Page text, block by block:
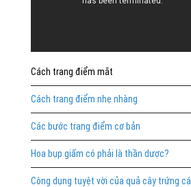
Cách trang điểm mắt
Cách trang điểm nhẹ nhàng
Các bước trang điểm cơ bản
Hoa bụp giấm có phải là thần dược?
Công dụng tuyệt vời của quả cây trứng cá